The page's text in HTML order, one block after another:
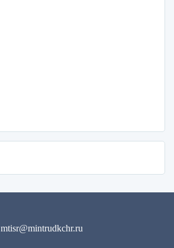
mtisr@mintrudkchr.ru